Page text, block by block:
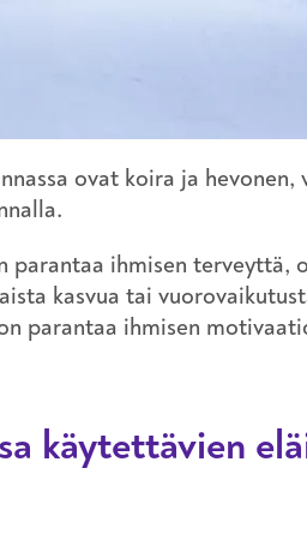
ovat koira ja hevonen,
parantaa ihmisen terveyttä,
kasvua tai
parantaa ihmisen
käytettävien